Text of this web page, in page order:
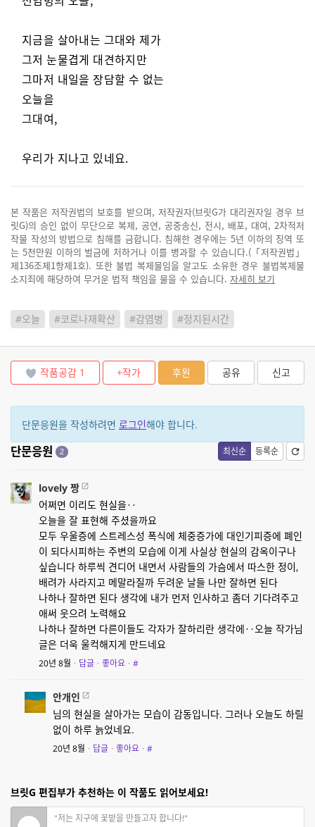
지금을 살아내는 그대와 제가
그저 눈물겹게 대견하지만
그마저 내일을 장담할 수 없는
오늘을
그대여,
우리가 지나고 있네요.
본 작품은 저작권법의 보호를 받으며, 저작권자(브릿G가 대리권자일 경우 브
릿G)의 승인 없이 무단으로 복제, 공연, 공중송신, 전시, 배포, 대여, 2차적저
작물 작성의 방법으로 침해를 금합니다. 침해한 경우에는 5년 이하의 징역 또
는 5천만원 이하의 벌금에 처하거나 이를 병과할 수 있습니다.(「저작권법」
제136조제1항제1호). 또한 불법 복제물임을 알고도 소유한 경우 불법복제물
소지죄에 해당하여 무거운 법적 책임을 물을 수 있습니다. 자세히 보기
#오늘 #코로나재확산 #감염병 #정지된시간
작품공감 1 +작가 후원 공유 신고
단문응원을 작성하려면 로그인해야 합니다.
최신순 등록순
단문응원 2
lovely 짱
어쩌면 이리도 현실을‥
오늘을 잘 표현해 주셨을까요
모두 우울증에 스트레스성 폭식에 체중증가에 대인기피증에 폐인
이 되다시피하는 주변의 모습에 이게 사실상 현실의 감옥이구나
싶습니다 하루씩 견디어 내면서 사람들의 가슴에서 따스한 정이,
배려가 사라지고 메말라질까 두려운 날들 나만 잘하면 된다
나하나 잘하면 된다 생각에 내가 먼저 인사하고 좀더 기다려주고
애써 웃으려 노력해요
나하나 잘하면 다른이들도 각자가 잘하리란 생각에‥오늘 작가님
글은 더욱 울컥해지게 만드네요
20년 8월 · 답글 · 좋아요 · #
안개인
님의 현실을 살아가는 모습이 감동입니다. 그러나 오늘도 하릴
없이 하루 늙었네요.
20년 8월 · 답글 · 좋아요 · #
브릿G 편집부가 추천하는 이 작품도 읽어보세요!
"저는 지구에 꽃밭을 만들고자 합니다!"